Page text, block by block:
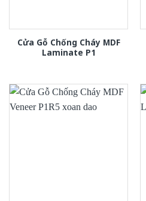
Cửa Gỗ Chống Cháy MDF
Laminate P1